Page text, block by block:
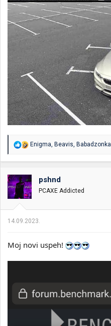
R
o
v
a
n
j
:
Enigma Beavis Babadzonka
pshnd
PCAXE Addicted
14.09.2023.
Moj novi uspeh!